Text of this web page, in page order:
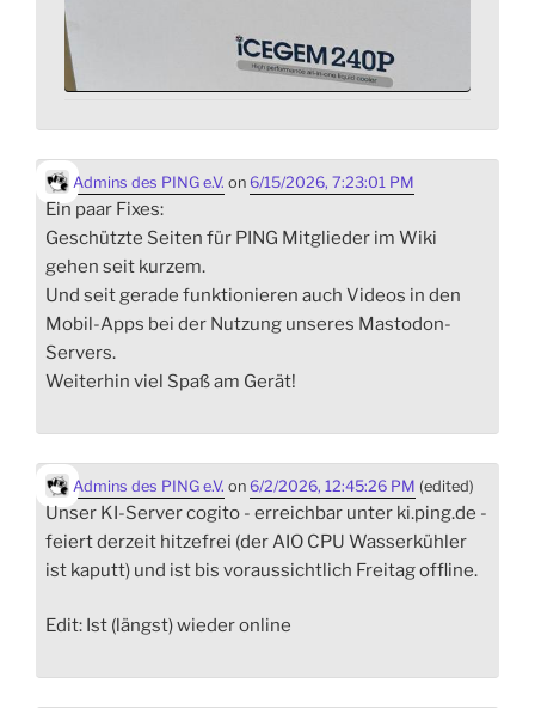
Admins des PING e.V. on 6/15/2026, 7:23:01 PM
Ein paar Fixes:
Geschützte Seiten für PING Mitglieder im Wiki
gehen seit kurzem.
Und seit gerade funktionieren auch Videos in den
Mobil-Apps bei der Nutzung unseres Mastodon-
Servers.
Weiterhin viel Spaß am Gerät!
Admins des PING e.V. on 6/2/2026, 12:45:26 PM (edited)
Unser KI-Server cogito - erreichbar unter ki.ping.de -
feiert derzeit hitzefrei (der AIO CPU Wasserkühler
ist kaputt) und ist bis voraussichtlich Freitag offline.
Edit: Ist (längst) wieder online